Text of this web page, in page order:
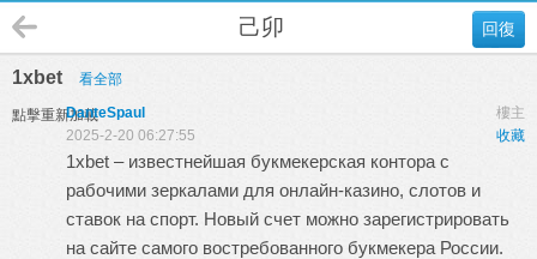
回復
己卯
1xbet 看全部
點擊重新加載 樓主
DanteSpaul
收藏
2025-2-20 06:27:55
1xbet – известнейшая букмекерская контора с
рабочими зеркалами для онлайн-казино, слотов и
ставок на спорт. Новый счет можно зарегистрировать
на сайте самого востребованного букмекера России.